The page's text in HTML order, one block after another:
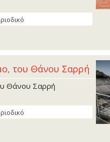
του Θάνου Σαρρή
Θάνου Σαρρή